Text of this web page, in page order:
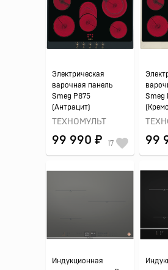
Электрическая
варочная панель
Smeg P875
(Антрацит)
ТЕХНОМУЛЬТ
99 990 ₽ 17
Smeg
99
Индукционная